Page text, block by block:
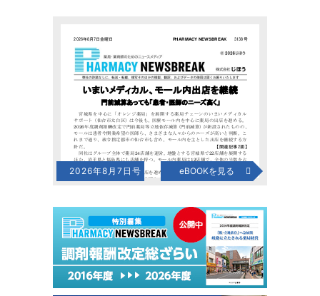
2026年8月7日号 eBOOKを見る